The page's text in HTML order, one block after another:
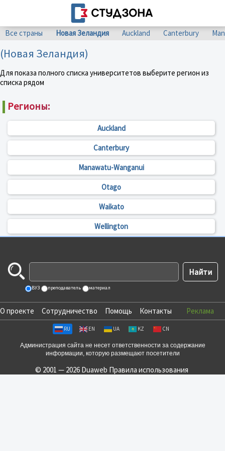
Все страны Новая Зеландия Auckland Canterbury
(Новая Зеландия)
Для показа полного списка университетов выберите регион из
списка рядом
Регионы:
Auckland
Canterbury
Manawatu-Wanganui
Otago
Waikato
Wellington
ВУЗ преподаватель материал
О проекте Сотрудничество Помощь Контакты Реклама
RU EN UA KZ CN
Администрация сайта не несет ответственности за содержание
информации, которую размещают посетители
© 2001 — 2026 Duaweb Правила использования